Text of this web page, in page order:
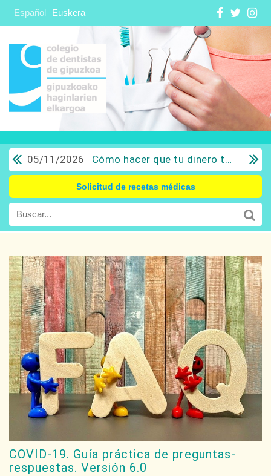
Español Euskera
05/11/2026 Cómo hacer que tu dinero trabaje para ti: Del ahorro a la inversión con sentido común.
Solicitud de recetas médicas
COVID-19. Guía práctica de preguntas-
respuestas. Versión 6.0